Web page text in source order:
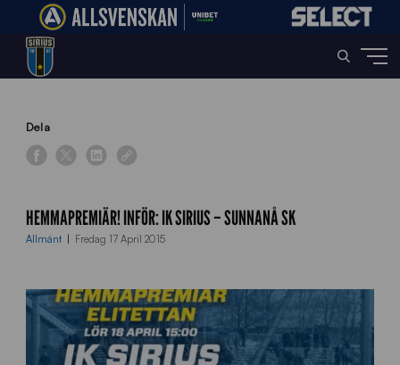
Home»
Dela
HEMMAPREMIÄR! INFÖR: IK SIRIUS – SUNNANÅ SK
Allmänt Fredag 17 April 2015